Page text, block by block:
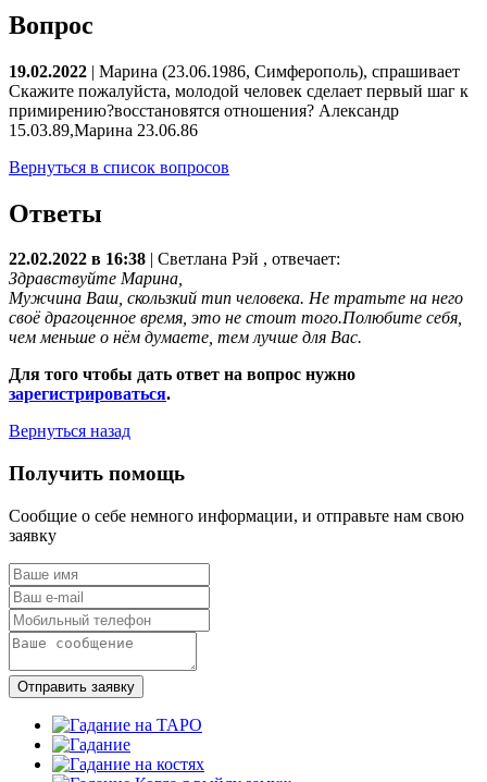
Вопрос
19.02.2022 | Марина (23.06.1986, Симферополь), спрашивает
Скажите пожалуйста, молодой человек сделает первый шаг к
примирению?восстановятся отношения? Александр
15.03.89,Марина 23.06.86
Вернуться в список вопросов
Ответы
22.02.2022 в 16:38 Светлана Рэй , отвечает:
Здравствуйте Марина,
Мужчина Ваш, скользкий тип человека. Не тратьте на него
своё драгоценное время, это не стоит того.Полюбите себя,
чем меньше о нём думаете, тем лучше для Вас.
Для того чтобы дать ответ на вопрос нужно
зарегистрироваться.
Вернуться назад
Получить помощь
Сообщие о себе немного информации, и отправьте нам свою
заявку
Отправить заявку